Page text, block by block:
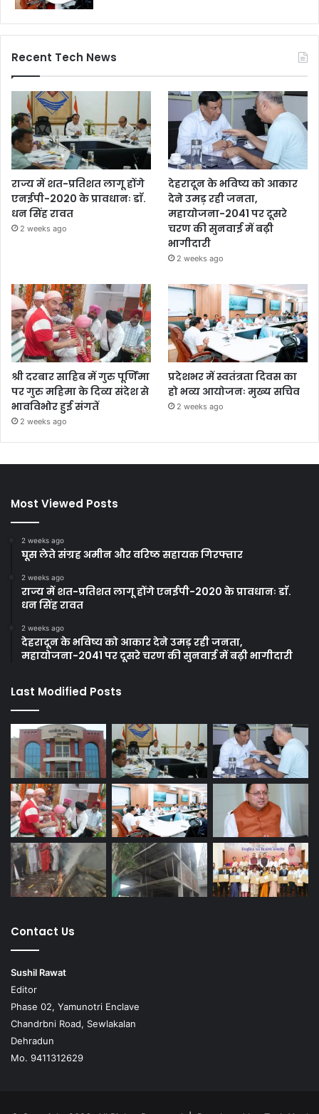
Recent Tech News
राज्य में शत-प्रतिशत लागू होंगे
एनईपी-2020 के प्रावधानः डाॅ.
धन सिंह रावत
2 weeks ago
देहरादून के भविष्य को आकार
देने उमड़ रही जनता,
महायोजना-2041 पर दूसरे
चरण की सुनवाई में बढ़ी
भागीदारी
2 weeks ago
श्री दरबार साहिब में गुरु पूर्णिमा
पर गुरु महिमा के दिव्य संदेश से
भावविभोर हुई संगतें
2 weeks ago
प्रदेशभर में स्वतंत्रता दिवस का
हो भव्य आयोजनः मुख्य सचिव
2 weeks ago
Most Viewed Posts
2 weeks ago
घूस लेते संग्रह अमीन और वरिष्ठ सहायक गिरफ्तार
2 weeks ago
राज्य में शत-प्रतिशत लागू होंगे एनईपी-2020 के प्रावधानः डाॅ.
धन सिंह रावत
2 weeks ago
देहरादून के भविष्य को आकार देने उमड़ रही जनता,
महायोजना-2041 पर दूसरे चरण की सुनवाई में बढ़ी भागीदारी
Last Modified Posts
Contact Us
Sushil Rawat
Editor
Phase 02, Yamunotri Enclave
Chandrbni Road, Sewlakalan
Dehradun
Mo. 9411312629